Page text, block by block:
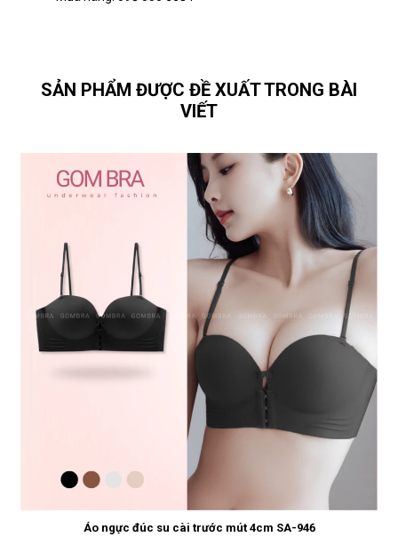
SẢN PHẨM ĐƯỢC ĐỀ XUẤT TRONG BÀI
VIẾT
Áo ngực đúc su cài trước mút 4cm SA-946